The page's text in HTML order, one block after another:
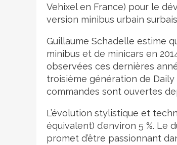
Vehixel en France) pour le
version minibus urbain
Guillaume Schadelle estime
minibus et de minicars en
observées ces dernières
troisième génération de
commandes sont ouvertes
L’évolution stylistique et
équivalent) d’environ 5 %. Le
promet d’être passionnant